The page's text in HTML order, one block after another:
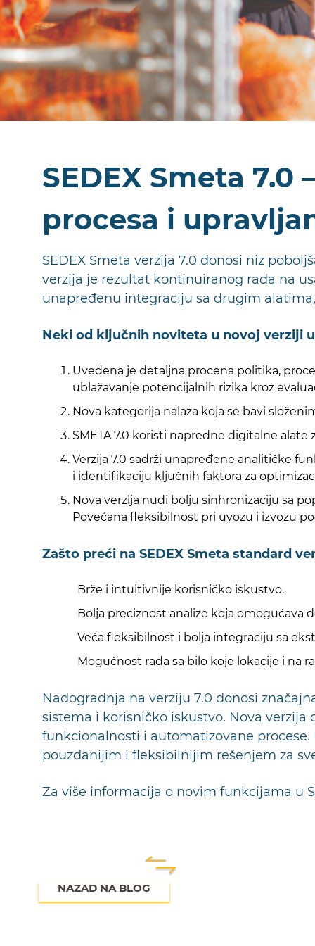
SEDEX Smeta
procesa i
SEDEX Smeta verzija 7.0 donosi niz
verzija je rezultat kontinuiranog rada na
unapređenu integraciju sa drugim
Neki od ključnih noviteta u novoj verziji
Uvedena je detaljna procena politika,
ublažavanje potencijalnih rizika kroz
Nova kategorija nalaza koja se bavi
SMETA 7.0 koristi napredne digitalne
Verzija 7.0 sadrži unapređene analitičke
i identifikaciju ključnih faktora za
Nova verzija nudi bolju sinhronizaciju sa
Povećana fleksibilnost pri uvozu i izvozu
Zašto preći na SEDEX Smeta standard
Brže i intuitivnije korisničko iskustvo.
Bolja preciznost analize koja omogućava
Veća fleksibilnost i bolja integraciju sa
Mogućnost rada sa bilo koje lokacije i na
Nadogradnja na verziju 7.0 donosi
sistema i korisničko iskustvo. Nova
funkcionalnosti i automatizovane
pouzdanijim i fleksibilnijim rešenjem za
Za više informacija o novim funkcijama u
NAZAD NA BLOG